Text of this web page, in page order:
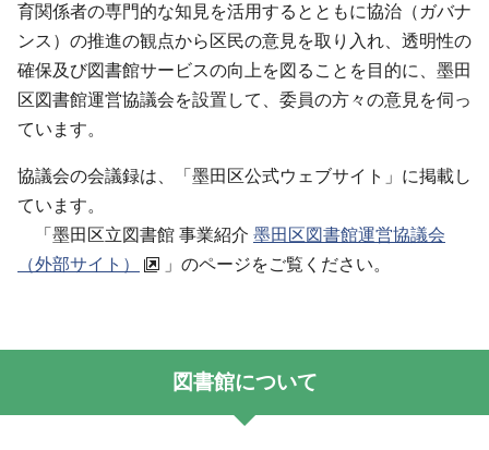
育関係者の専門的な知見を活用するとともに協治（ガバナ
ンス）の推進の観点から区民の意見を取り入れ、透明性の
確保及び図書館サービスの向上を図ることを目的に、墨田
区図書館運営協議会を設置して、委員の方々の意見を伺っ
ています。
協議会の会議録は、「墨田区公式ウェブサイト」に掲載し
ています。
「墨田区立図書館 事業紹介 墨田区図書館運営協議会
（外部サイト）
」のページをご覧ください。
図書館について